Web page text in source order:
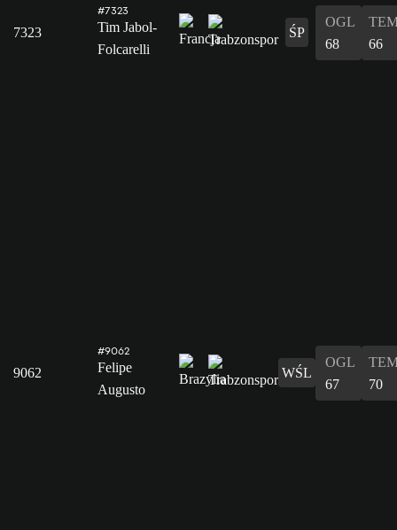
7323
#7323
Tim Jabol-
Folcarelli
ŚP
OGL
68
66
9062
#9062
Felipe
Augusto
WŚL
OGL
67
70